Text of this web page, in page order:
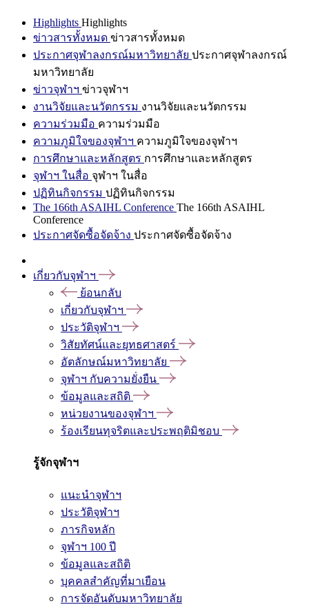
Highlights Highlights
ข่าวสารทั้งหมด ข่าวสารทั้งหมด
ประกาศจุฬาลงกรณ์มหาวิทยาลัย ประกาศจุฬาลงกรณ์
มหาวิทยาลัย
ข่าวจุฬาฯ ข่าวจุฬาฯ
งานวิจัยและนวัตกรรม งานวิจัยและนวัตกรรม
ความร่วมมือ ความร่วมมือ
ความภูมิใจของจุฬาฯ ความภูมิใจของจุฬาฯ
การศึกษาและหลักสูตร การศึกษาและหลักสูตร
จุฬาฯ ในสื่อ จุฬาฯ ในสื่อ
ปฏิทินกิจกรรม ปฏิทินกิจกรรม
The 166th ASAIHL Conference The 166th ASAIHL
Conference
ประกาศจัดซื้อจัดจ้าง ประกาศจัดซื้อจัดจ้าง
เกี่ยวกับจุฬาฯ
ย้อนกลับ
เกี่ยวกับจุฬาฯ
ประวัติจุฬาฯ
วิสัยทัศน์และยุทธศาสตร์
อัตลักษณ์มหาวิทยาลัย
จุฬาฯ กับความยั่งยืน
ข้อมูลและสถิติ
หน่วยงานของจุฬาฯ
ร้องเรียนทุจริตและประพฤติมิชอบ
รู้จักจุฬาฯ
แนะนำจุฬาฯ
ประวัติจุฬาฯ
ภารกิจหลัก
จุฬาฯ 100 ปี
ข้อมูลและสถิติ
บุคคลสำคัญที่มาเยือน
การจัดอันดับมหาวิทยาลัย